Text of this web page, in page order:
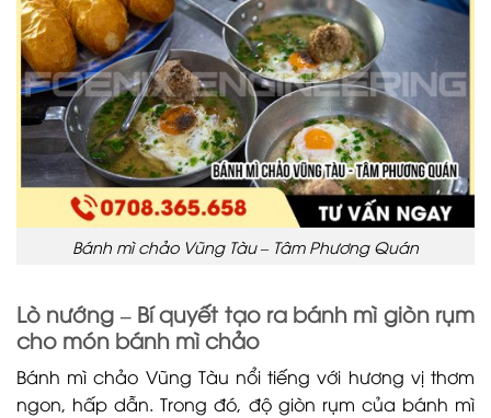
Bánh mì chảo Vũng Tàu – Tâm Phương Quán
Lò nướng – Bí quyết tạo ra bánh mì giòn rụm
cho món bánh mì chảo
Bánh mì chảo Vũng Tàu nổi tiếng với hương vị thơm
ngon, hấp dẫn. Trong đó, độ giòn rụm của bánh mì